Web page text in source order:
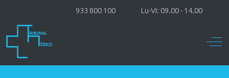
933 800 100 Lu-Vi: 09.00 - 14.00
Off-